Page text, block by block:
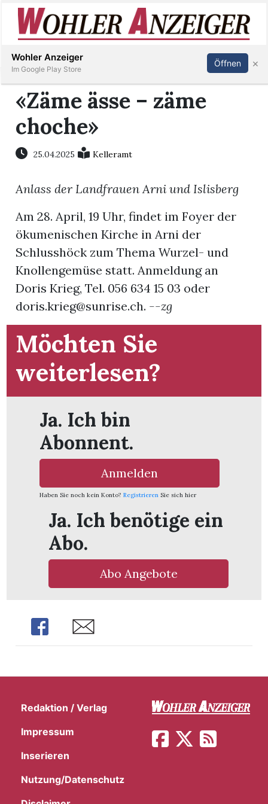
Immobilien
Veranstaltungen
Stellen
E-
Paper
Newsletter
Inserieren Abonnieren Anmelden
«Zäme ässe – zäme
choche»
25.04.2025 Kelleramt
Anlass der Landfrauen Arni und Islisberg
Am 28. April, 19 Uhr, findet im Foyer der
ökumenischen Kirche in Arni der
Schlusshöck zum Thema Wurzel- und
Knollengemüse statt. Anmeldung an
Doris Krieg, Tel. 056 634 15 03 oder
doris.krieg@sunrise.ch. --zg
Möchten Sie
weiterlesen?
Ja. Ich bin
Abonnent.
Anmelden
Haben Sie noch kein Konto? Registrieren Sie sich hier
Ja. Ich benötige ein
Abo.
Abo Angebote
Share Share
Redaktion / Verlag
Impressum
Inserieren
Nutzung/Datenschutz
Wohler Anzeiger
Im Google Play Store
Öffnen ×